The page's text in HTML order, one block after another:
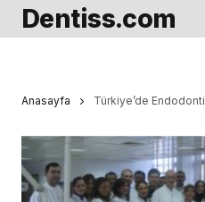
Dentiss.com
Anasayfa Türkiye’de Endodonti